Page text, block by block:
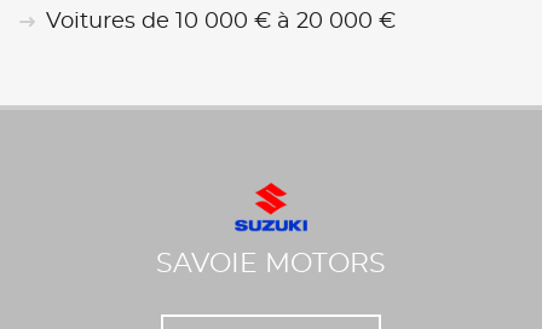
Voitures de 10 000 € à 20 000 €
SAVOIE MOTORS